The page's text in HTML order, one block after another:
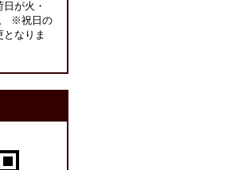
が火・
※祝日の
なりま